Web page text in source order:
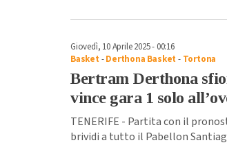
Giovedì, 10 Aprile 2025 - 00:16
Basket -Derthona Basket - Tortona
Bertram Derthona
vince gara 1 solo
TENERIFE - Partita con il
brividi a tutto il Pabellon